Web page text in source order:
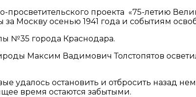
проекта «75-летию
Москву осенью 1941 года и событиям
№35 города Краснодара.
Максим Вадимович Толстопятов
удалось остановить и отбросить назад
время остаются забытыми.